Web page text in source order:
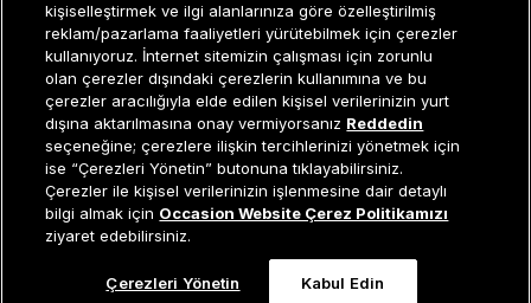
Tükendi
Müşteri İlişkileri0 850 800 01 20
GRUP MARKALAR
ERKEK KATEGORILER
Occasion bir EREN PERAKENDE markasıdır. © Eren Holding
kişiselleştirmek ve ilgi alanlarınıza göre özelleştirilmiş
reklam/pazarlama faaliyetleri yürütebilmek için çerezler
kullanıyoruz. İnternet sitemizin çalışması için zorunlu
olan çerezler dışındaki çerezlerin kullanımına ve bu
çerezler aracılığıyla elde edilen kişisel verilerinizin yurt
dışına aktarılmasına onay vermiyorsanız Reddedin
seçeneğine; çerezlere ilişkin tercihlerinizi yönetmek için
ise “Çerezleri Yönetin” butonuna tıklayabilirsiniz.
Çerezler ile kişisel verilerinizin işlenmesine dair detaylı
bilgi almak için Occasion Website Çerez Politikamızı
ziyaret edebilirsiniz.
Çerezleri Yönetin Kabul Edin